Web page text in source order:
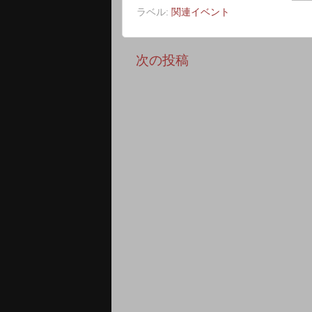
ラベル: 関連イベント
次の投稿